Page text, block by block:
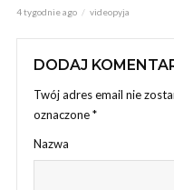
4 tygodnie ago videopyja
DODAJ
Twój adres email nie
oznaczone*
Nazwa